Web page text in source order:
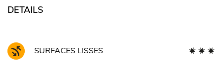
DETAILS
SURFACES LISSES